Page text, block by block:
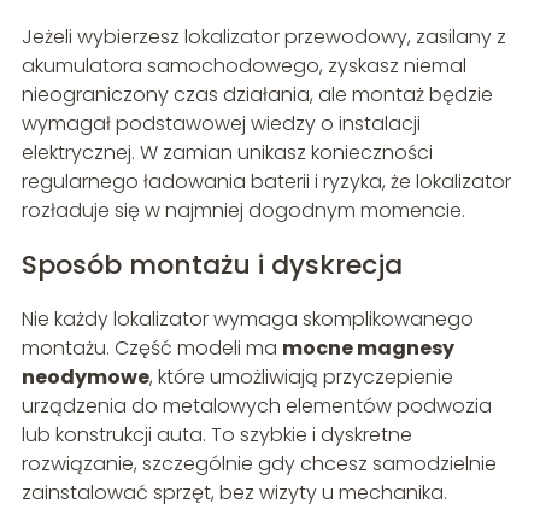
Jeżeli wybierzesz lokalizator przewodowy, zasilany z
akumulatora samochodowego, zyskasz niemal
nieograniczony czas działania, ale montaż będzie
wymagał podstawowej wiedzy o instalacji
elektrycznej. W zamian unikasz konieczności
regularnego ładowania baterii i ryzyka, że lokalizator
rozładuje się w najmniej dogodnym momencie.
Sposób montażu i dyskrecja
Nie każdy lokalizator wymaga skomplikowanego
montażu. Część modeli ma mocne magnesy
neodymowe, które umożliwiają przyczepienie
urządzenia do metalowych elementów podwozia
lub konstrukcji auta. To szybkie i dyskretne
rozwiązanie, szczególnie gdy chcesz samodzielnie
zainstalować sprzęt, bez wizyty u mechanika.